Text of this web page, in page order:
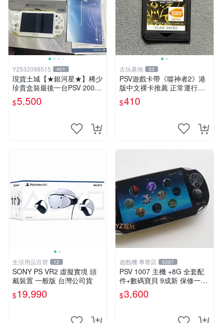
Y2532098515 401
現貨土城【★銀河星★】稀少
珍貴盒裝最後一台PSV 2000
主機.PSV2000 品質保證日版
可轉換中文
$5,500
古玩基地 33
PSV遊戲卡帶《噬神者2》港
版中文裸卡推薦 正常運行適
用PSV機嚴選商品 可收藏 港
版 PSV 卡帶 噴射型 獎杯機
$410
生活用品百貨 12
SONY PS VR2 虛擬實境 頭
戴裝置 一般版 台灣公司貨
$19,990
遊戲機 專賣店 5387
PSV 1007 主機 +8G 全套配
件+數碼寶貝 9成新 保修一年
品質有保障 psvita
$3,600